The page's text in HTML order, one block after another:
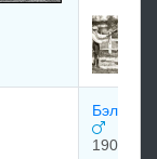
Бэллот
1904